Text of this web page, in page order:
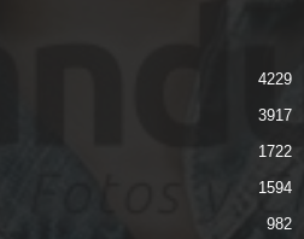
4229
3917
1722
1594
982